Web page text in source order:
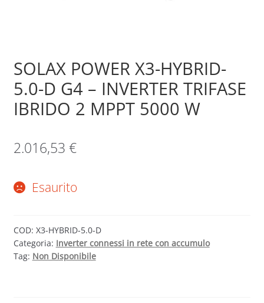
SOLAX POWER X3-HYBRID-
5.0-D G4 – INVERTER TRIFASE
IBRIDO 2 MPPT 5000 W
2.016,53 €
Esaurito
COD: X3-HYBRID-5.0-D
Categoria: Inverter connessi in rete con accumulo
Tag: Non Disponibile